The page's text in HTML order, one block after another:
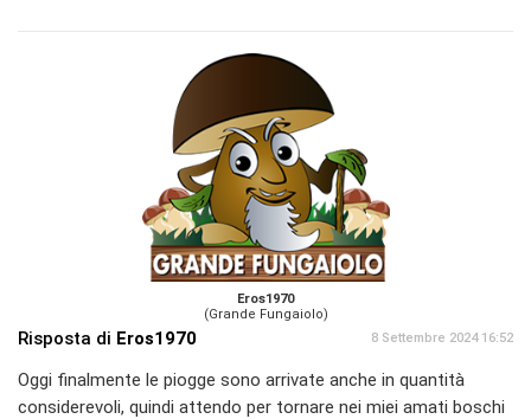
Eros1970
(Grande Fungaiolo)
Risposta di Eros1970 8 Settembre 2024 16:52
Oggi finalmente le piogge sono arrivate anche in quantità
considerevoli, quindi attendo per tornare nei miei amati boschi